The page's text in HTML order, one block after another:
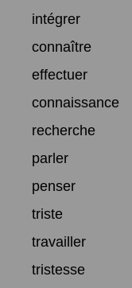
intégrer
connaître
effectuer
connaissance
recherche
parler
penser
triste
travailler
tristesse